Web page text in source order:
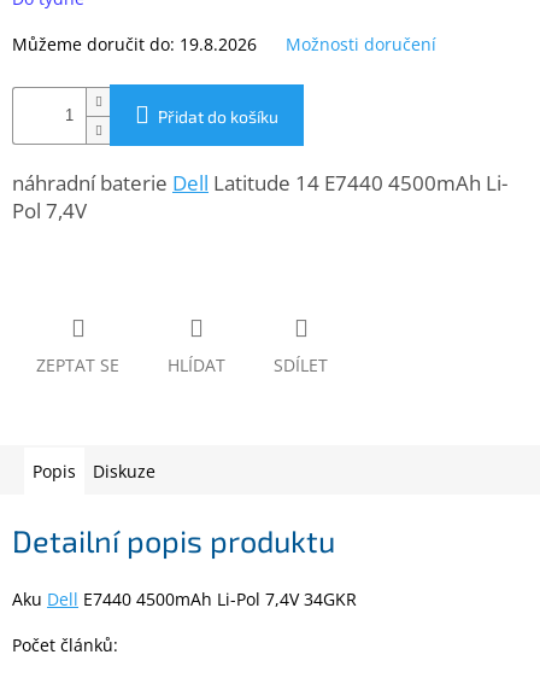
www.inpraise.cz
Telefony
a
Cyklo
zahrada
notebooky
Elektronika
Můžeme doručit do: 19.8.2026 Možnosti doručení
Přidat do košíku
náhradní baterie Dell Latitude 14 E7440 4500mAh Li-
Pol 7,4V
ZEPTAT SE HLÍDAT SDÍLET
Popis Diskuze
Detailní popis produktu
Aku Dell E7440 4500mAh Li-Pol 7,4V 34GKR
Počet článků: